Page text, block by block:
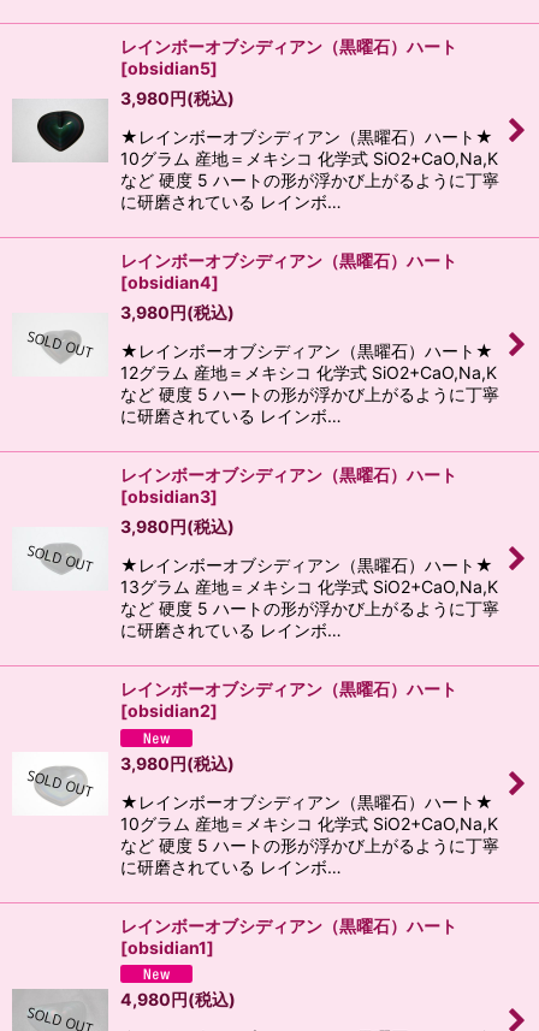
レインボーオブシディアン（黒曜石）ハート
[obsidian5]
3,980円(税込)
★レインボーオブシディアン（黒曜石）ハート★
10グラム 産地＝メキシコ 化学式 SiO2+CaO,Na,K
など 硬度 5 ハートの形が浮かび上がるように丁寧
に研磨されている レインボ…
レインボーオブシディアン（黒曜石）ハート
[obsidian4]
3,980円(税込)
★レインボーオブシディアン（黒曜石）ハート★
12グラム 産地＝メキシコ 化学式 SiO2+CaO,Na,K
など 硬度 5 ハートの形が浮かび上がるように丁寧
に研磨されている レインボ…
レインボーオブシディアン（黒曜石）ハート
[obsidian3]
3,980円(税込)
★レインボーオブシディアン（黒曜石）ハート★
13グラム 産地＝メキシコ 化学式 SiO2+CaO,Na,K
など 硬度 5 ハートの形が浮かび上がるように丁寧
に研磨されている レインボ…
レインボーオブシディアン（黒曜石）ハート
[obsidian2]
3,980円(税込)
★レインボーオブシディアン（黒曜石）ハート★
10グラム 産地＝メキシコ 化学式 SiO2+CaO,Na,K
など 硬度 5 ハートの形が浮かび上がるように丁寧
に研磨されている レインボ…
レインボーオブシディアン（黒曜石）ハート
[obsidian1]
4,980円(税込)